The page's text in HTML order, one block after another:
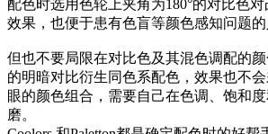
配色时选用色轮上夹角为180°的对比色
效果，也便于患有色盲等颜色感知问题的
但也不要局限在对比色及其混色调配的
的明暗对比衍生同色系配色，效果也不
眼的颜色组合，需要自己在色调、饱和
磨。